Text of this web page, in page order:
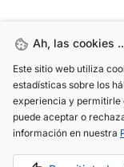
Ah, las cookies
Este sitio web utiliza
estadísticas sobre los
experiencia y permitirle
puede aceptar o
información en nuestra